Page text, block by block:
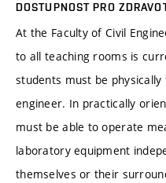
DOSTUPNOST PRO
At the Faculty of Civil
to all teaching rooms is
students must be
engineer. In practically
must be able to operate
laboratory equipment
themselves or their